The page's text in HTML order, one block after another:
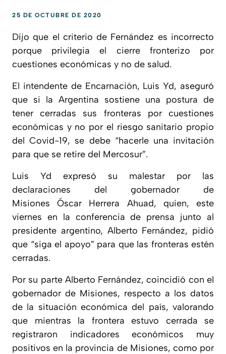
25 DE OCTUBRE DE 2020
Dijo que el criterio de Fernández es incorrecto
porque privilegia el cierre fronterizo por
cuestiones económicas y no de salud.
El intendente de Encarnación, Luis Yd, aseguró
que si la Argentina sostiene una postura de
tener cerradas sus fronteras por cuestiones
económicas y no por el riesgo sanitario propio
del Covid-19, se debe “hacerle una invitación
para que se retire del Mercosur”.
Luis Yd expresó su malestar por las
declaraciones del gobernador de
Misiones Óscar Herrera Ahuad, quien, este
viernes en la conferencia de prensa junto al
presidente argentino, Alberto Fernández, pidió
que “siga el apoyo” para que las fronteras estén
cerradas.
Por su parte Alberto Fernández, coincidió con el
gobernador de Misiones, respecto a los datos
de la situación económica del país, valorando
que mientras la frontera estuvo cerrada se
registraron indicadores económicos muy
positivos en la provincia de Misiones, como por